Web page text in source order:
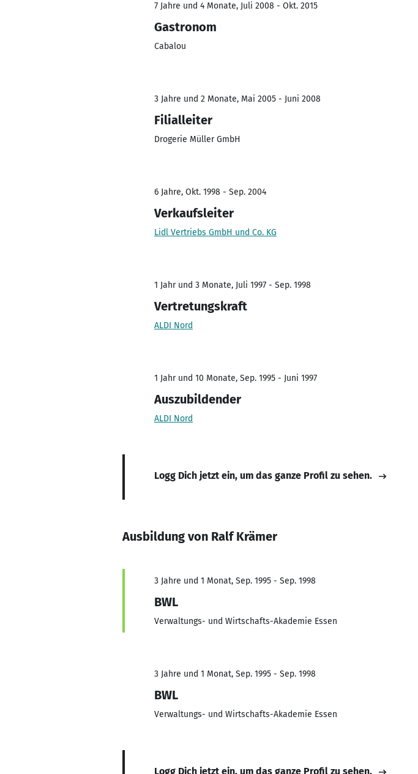
7 Jahre und 4 Monate, Juli 2008 - Okt. 2015
Gastronom
Cabalou
3 Jahre und 2 Monate, Mai 2005 - Juni 2008
Filialleiter
Drogerie Müller GmbH
6 Jahre, Okt. 1998 - Sep. 2004
Verkaufsleiter
Lidl Vertriebs GmbH und Co. KG
1 Jahr und 3 Monate, Juli 1997 - Sep. 1998
Vertretungskraft
ALDI Nord
1 Jahr und 10 Monate, Sep. 1995 - Juni 1997
Auszubildender
ALDI Nord
Logg Dich jetzt ein, um das ganze Profil zu sehen.
Ausbildung von Ralf Krämer
3 Jahre und 1 Monat, Sep. 1995 - Sep. 1998
BWL
Verwaltungs- und Wirtschafts-Akademie Essen
3 Jahre und 1 Monat, Sep. 1995 - Sep. 1998
BWL
Verwaltungs- und Wirtschafts-Akademie Essen
Logg Dich jetzt ein, um das ganze Profil zu sehen.